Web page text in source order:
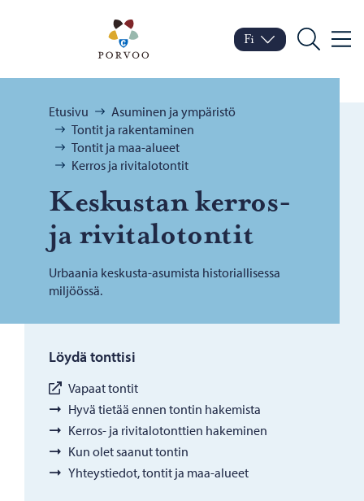
Porvoo – Siirry
Vaihda kieltä
Nykyinen kieli: Suomi
Fi
Hae
Selaa:
Etusivu
Asuminen ja ympäristö
Tontit ja rakentaminen
Tontit ja maa-alueet
Kerros ja rivitalotontit
Kes­kus­tan kerros-​
ja ri­vi­ta­lo­ton­tit
Urbaania keskusta-asumista historiallisessa
miljöössä.
Löydä tonttisi
Vapaat tontit
Hyvä tietää ennen tontin hakemista
Kerros- ja rivitalotonttien hakeminen
Kun olet saanut tontin
Yhteystiedot, tontit ja maa-alueet